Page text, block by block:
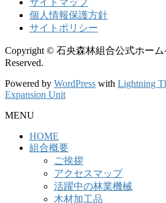
サイトマップ
個人情報保護方針
サイトポリシー
Copyright © 石央森林組合公式ホー
Reserved.
Powered by WordPress with Lightning
Expansion Unit
MENU
HOME
組合概要
ご挨拶
アクセスマップ
活躍中の林業機械
木材加工品